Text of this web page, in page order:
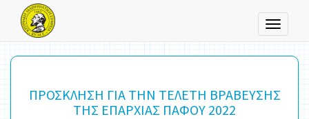
Toggle
ΠΡΟΣΚΛΗΣΗ ΓΙΑ ΤΗΝ ΤΕΛΕΤΗ ΒΡΑΒΕΥΣΗΣ
ΤΗΣ ΕΠΑΡΧΙΑΣ ΠΑΦΟΥ 2022